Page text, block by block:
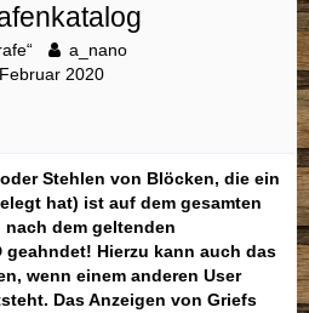
a_nano
2020
Stehlen von Blöcken, die ein
hat) ist auf dem gesamten
dem geltenden
geahndet! Hierzu kann auch das
wenn einem anderen User
Das Anzeigen von Griefs